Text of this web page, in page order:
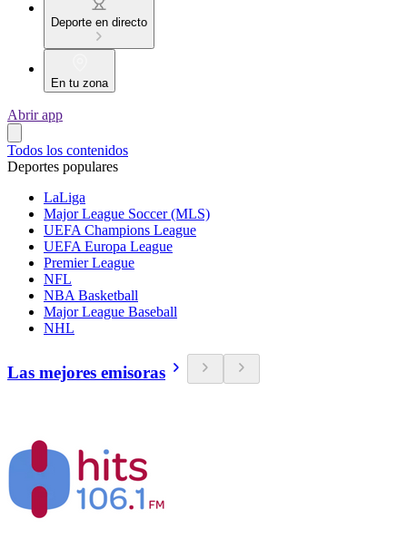
Deporte en directo
En tu zona
Abrir app
Todos los contenidos
Deportes populares
LaLiga
Major League Soccer (MLS)
UEFA Champions League
UEFA Europa League
Premier League
NFL
NBA Basketball
Major League Baseball
NHL
Las mejores emisoras